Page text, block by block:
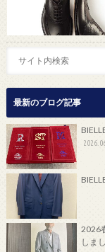
最新のブログ記事
2026
しま